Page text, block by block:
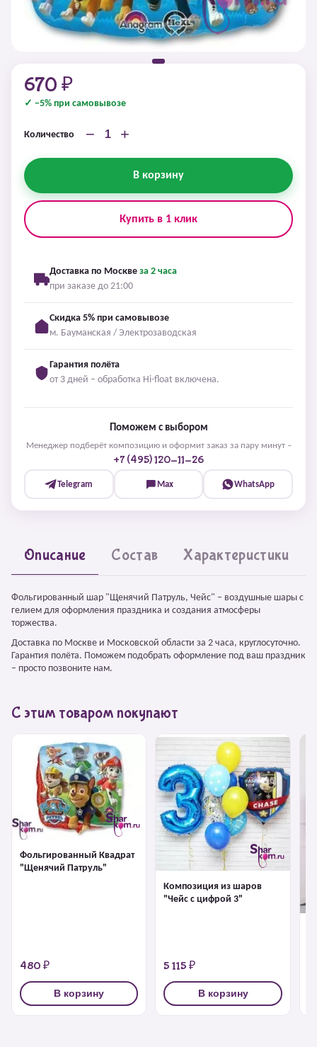
670 ₽
✓ −5% при самовывозе
Количество − +
В корзину
Купить в 1 клик
Доставка по Москве за 2 часа
при заказе до 21:00
Скидка 5% при самовывозе
м. Бауманская / Электрозаводская
Гарантия полёта
от 3 дней – обработка Hi-float включена.
Поможем с выбором
Менеджер подберёт композицию и оформит заказ за пару минут –
+7 (495) 120-11-26
Telegram Max WhatsApp
Описание Состав Характеристики
Фольгированный шар "Щенячий Патруль, Чейс" – воздушные шары с
гелием для оформления праздника и создания атмосферы
торжества.
Доставка по Москве и Московской области за 2 часа, круглосуточно.
Гарантия полёта. Поможем подобрать оформление под ваш праздник
– просто позвоните нам.
С этим товаром покупают
Фольгированный Квадрат
"Щенячий Патруль"
480 ₽
В корзину
Композиция из шаров
"Чейс с цифрой 3"
5 115 ₽
В корзину